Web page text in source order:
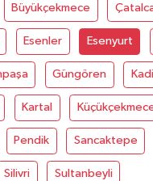
Büyükçekmece
Esenler Esenyurt
Güngören
Kartal
Pendik Sancaktepe
Silivri Sultanbeyli